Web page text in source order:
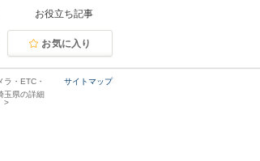
お役立ち記事
お気に入り
サイトマップ
・ETC・
玉県の詳細